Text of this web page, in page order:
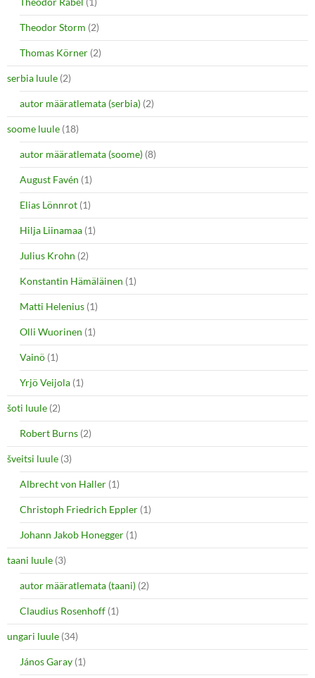
Theodor Storm (2)
Thomas Körner (2)
serbia luule (2)
autor määratlemata (serbia) (2)
soome luule (18)
autor määratlemata (soome) (8)
August Favén (1)
Elias Lönnrot (1)
Hilja Liinamaa (1)
Julius Krohn (2)
Konstantin Hämäläinen (1)
Matti Helenius (1)
Olli Wuorinen (1)
Vainö (1)
Yrjö Veijola (1)
šoti luule (2)
Robert Burns (2)
šveitsi luule (3)
Albrecht von Haller (1)
Christoph Friedrich Eppler (1)
Johann Jakob Honegger (1)
taani luule (3)
autor määratlemata (taani) (2)
Claudius Rosenhoff (1)
ungari luule (34)
János Garay (1)